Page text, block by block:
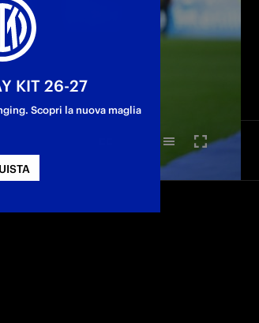
KIT 26-27
Scopri la nuova maglia